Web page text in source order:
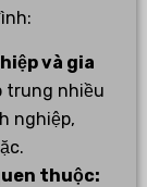
và gia
trung nhiều
nghiệp,
thuộc: